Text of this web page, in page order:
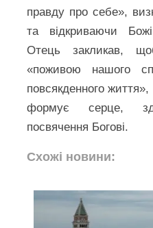
правду про себе»,
та відкриваючи
Отець закликав,
«поживою нашого
повсякденного
формує серце,
посвячення Богові.
Схожі новини: